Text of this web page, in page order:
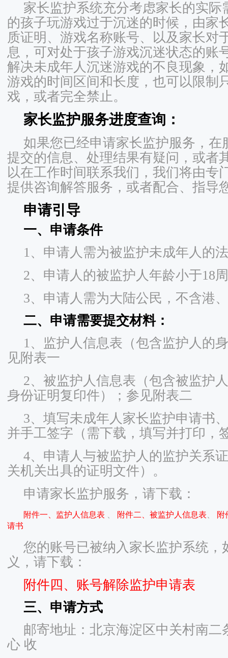
家长监护系统充分考虑家长的实际
的孩子玩游戏过于沉迷的时候，由家
质证明、游戏名称账号、以及家长对
息，可对处于孩子游戏沉迷状态的账
解决未成年人沉迷游戏的不良现象，
游戏的时间区间和长度，也可以限制
戏，或者完全禁止。
家长监护服务进度查询：
如果您已经申请家长监护服务，在
提交的信息、处理结果有疑问，或者
以在工作时间联系我们，我们将由专
提供咨询解答服务，或者配合、指导
申请引导
一、申请条件
1、申请人需为被监护未成年人的
2、申请人的被监护人年龄小于18
3、申请人需为大陆公民，不含港
二、申请需要提交材料：
1、监护人信息表（包含监护人的
见附表一
2、被监护人信息表（包含被监护
身份证明复印件）；参见附表二
3、填写未成年人家长监护申请书
并手工签字（需下载，填写并打印，
4、申请人与被监护人的监护关系
关机关出具的证明文件）。
申请家长监护服务，请下载：
附件一、监护人信息表 附件二、被监护人信息表
附
请书
您的账号已被纳入家长监护系统，
义，请下载：
附件四、账号解除监护申请表
三、申请方式
邮寄地址：北京海淀区中关村南二
心 收